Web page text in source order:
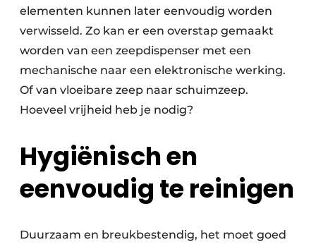
elementen kunnen later eenvoudig worden
verwisseld. Zo kan er een overstap gemaakt
worden van een zeepdispenser met een
mechanische naar een elektronische werking.
Of van vloeibare zeep naar schuimzeep.
Hoeveel vrijheid heb je nodig?
Hygiënisch en
eenvoudig te reinigen
Duurzaam en breukbestendig, het moet goed